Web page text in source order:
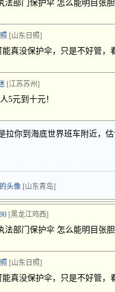
法部门保护伞 怎么能明目张
[山东日照]
能真没保护伞，只是不好管，
[江苏苏州]
5元到十元！
拉你到海底世界班车附近，
头像 [山东青岛]
[黑龙江鸡西]
法部门保护伞 怎么能明目张
[山东日照]
能真没保护伞，只是不好管，